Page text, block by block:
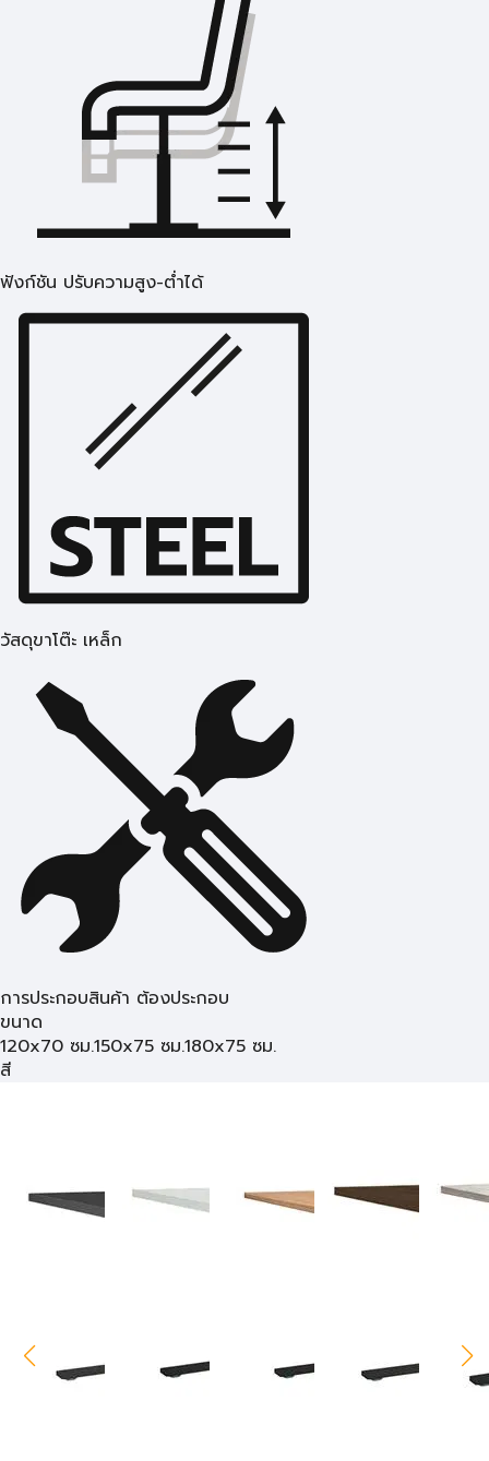
ฟังก์ชัน ปรับความสูง-ต่ำได้
วัสดุขาโต๊ะ เหล็ก
การประกอบสินค้า ต้องประกอบ
ขนาด
120x70 ซม.150x75 ซม.180x75 ซม.
สี